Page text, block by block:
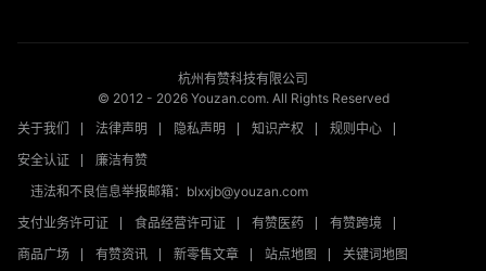
杭州有赞科技有限公司
© 2012 - 2026Youzan.com. All Rights Reserved
关于我们
法律声明 隐私声明 知识产权
规则中心
安全认证
廉洁有赞
违法和不良信息举报邮箱：blxxjb@youzan.com
支付业务许可证
食品经营许可证 有赞医药
有赞跨境
商品广场
有赞资讯 新零售文章 站点地图 关键词地图